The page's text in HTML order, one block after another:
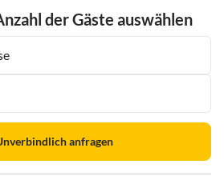
der Gäste auswählen
anfragen